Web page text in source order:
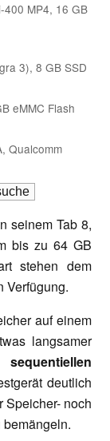
400 MP4, 16 GB
3), 8 GB SSD
eMMC Flash
Qualcomm
seinem Tab 8,
bis zu 64 GB
stehen dem
Verfügung.
auf einem
langsamer
sequentiellen
deutlich
Speicher- noch